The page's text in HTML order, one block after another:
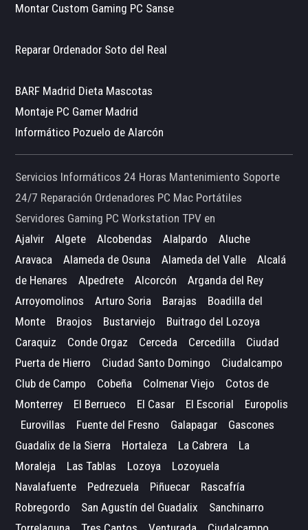
Montar Custom Gaming PC Sanse
Reparar Ordenador Soto del Real
BARF Madrid Dieta Mascotas
Montaje PC Gamer Madrid
Informático Pozuelo de Alarcón
Servicios Informáticos 24 Horas Mantenimiento Soporte
24/7 Reparación Ordenadores PC Mac Portátiles
Servidores Gaming PC Workstation TPV en
Ajalvir
Algete Alcobendas Alalpardo
Aluche
Aravaca
Alameda de Osuna Alameda del Valle
Alcalá
de Henares
Alpedrete Alcorcón
Arganda del Rey
Arroyomolinos
Arturo Soria Barajas
Boadilla del
Monte
Braojos Bustarviejo
Buitrago del Lozoya
Caraquiz
Conde Orgaz Cerceda Cercedilla
Ciudad
Puerta de Hierro
Ciudad Santo Domingo
Ciudalcampo
Club de Campo
Cobeña Colmenar Viejo
Cotos de
Monterrey
El Berrueco El Casar El Escorial
Europolis
Eurovillas
Fuente del Fresno Galapagar
Gascones
Guadalix de la Sierra
Hortaleza La Cabrera
La
Moraleja
Las Tablas Lozoya
Lozoyuela
Navalafuente
Pedrezuela Piñuecar
Rascafría
Robregordo
San Agustín del Guadalix
Sanchinarro